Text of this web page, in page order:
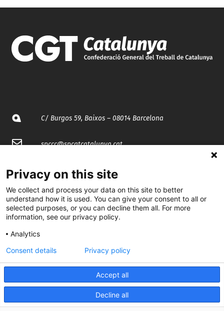
C/ Burgos 59, Baixos – 08014 Barcelona
spccc@spcgtcatalunya.cat
@CGTCatalunya
cgtcatalunya
CGTCatalunya
cgtcatalunya
Desenvolupat per
Privacy on this site
We collect and process your data on this site to better
understand how it is used. You can give your consent to all or
selected purposes, or you can decline them all. For more
information, see our privacy policy.
Analytics
Accept all
Decline all
Consent details Privacy policy